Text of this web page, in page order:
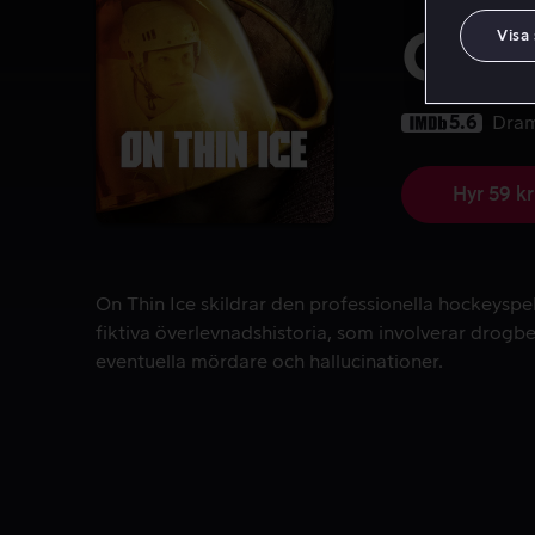
On
5.6
Hyr 59 kr
On Thin Ice skildrar den professionella
On Thin Ice skildrar den professionella
fiktiva överlevnadshistoria, som involverar
eventuella mördare och hallucinationer.
Visa